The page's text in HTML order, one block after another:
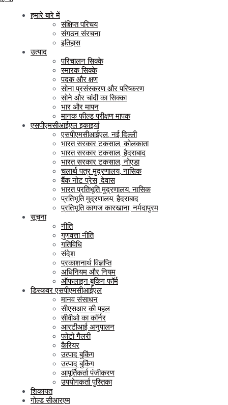
हमारे बारे में
संक्षिप्त परिचय
संगठन संरचना
इतिहास
उत्पाद
परिचालन सिक्के
स्मारक सिक्के
पदक और क्षण
सोना प्रसंस्करण और परिष्करण
सोने और चांदी का सिक्का
भार और मापन
मानक फील्ड परीक्षण मापक
एसपीएमसीआईएल इकाइयां
एसपीएमसीआईएल, नई दिल्ली
भारत सरकार टकसाल, कोलकाता
भारत सरकार टकसाल, हैदराबाद
भारत सरकार टकसाल, नोएडा
चलार्थ पत्र मुद्रणालय, नासिक
बैंक नोट प्रेस, देवास
भारत प्रतिभूति मुद्रणालय, नासिक
प्रतिभूति मुद्रणालय, हैदराबाद
प्रतिभूति कागज कारखाना, नर्मदापुरम
सूचना
नीति
गुणवत्ता नीति
गतिविधि
संदेश
प्रकाशनार्थ विज्ञप्ति
अधिनियम और नियम
ऑफलाइन बुकिंग फॉर्म
डिस्कवर एसपीएमसीआईएल
मानव संसाधन
सीएसआर की पहल
सीवीओ का कॉर्नर
आरटीआई अनुपालन
फोटो गैलरी
कैरियर
उत्पाद बुकिंग
उत्पाद बुकिंग
आपूर्तिकर्ता पंजीकरण
उपयोगकर्ता पुस्तिका
शिकायत
गोल्ड सीआरएम